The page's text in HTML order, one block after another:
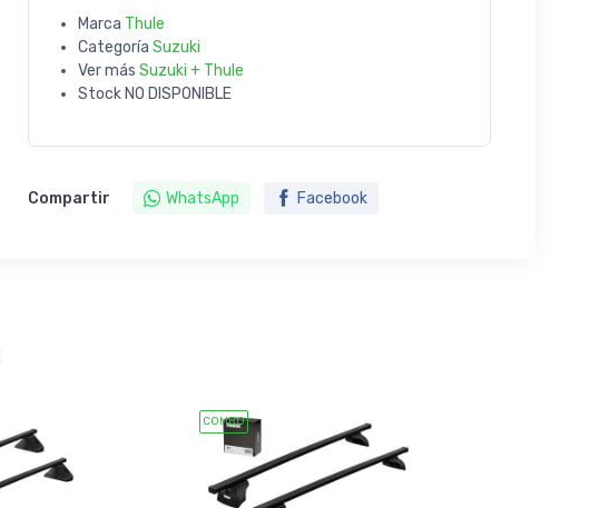
Marca Thule
Categoría Suzuki
Ver más Suzuki + Thule
Stock NO DISPONIBLE
Compartir WhatsApp Facebook
COMBO